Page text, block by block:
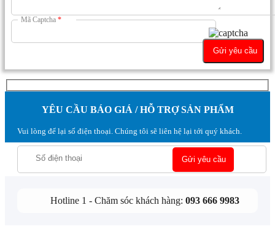
Mã Captcha *
YÊU CẦU BÁO GIÁ / HỖ TRỢ SẢN PHẨM
Vui lòng để lại số điện thoại. Chúng tôi sẽ liên hệ lại tới quý khách.
Hotline 1 - Chăm sóc khách hàng: 093 666 9983